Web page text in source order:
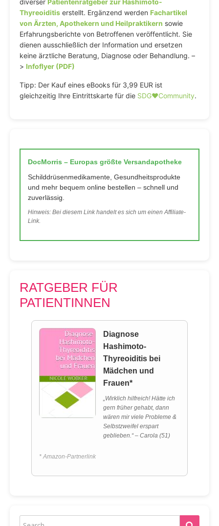
Thyreoiditis erstellt. Ergänzend werden Fachartikel
von Ärzten, Apothekern und Heilpraktikern sowie
Erfahrungsberichte von Betroffenen veröffentlicht. Sie
dienen ausschließlich der Information und ersetzen
keine ärztliche Beratung, Diagnose oder Behandlung. –
> Infoflyer (PDF)
Tipp: Der Kauf eines eBooks für 3,99 EUR ist
gleichzeitig Ihre Eintrittskarte für die SDG♥️Community.
DocMorris – Europas größte Versandapotheke
Schilddrüsenmedikamente, Gesundheitsprodukte
und mehr bequem online bestellen – schnell und
zuverlässig.
Hinweis: Bei diesem Link handelt es sich um einen Affiliate-
Link.
RATGEBER FÜR
PATIENTINNEN
Diagnose
Hashimoto-
Thyreoiditis bei
Mädchen und
Frauen*
„Wirklich hilfreich! Hätte ich
gern früher gehabt, dann
wären mir viele Probleme &
Selbstzweifel erspart
geblieben.“ – Carola (51)
* Amazon-Partnerlink